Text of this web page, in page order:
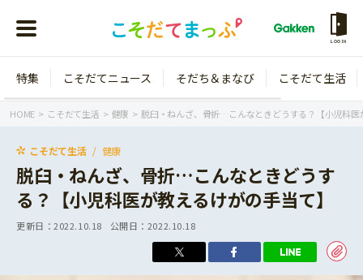
LOGIN
年齢から探す
1歳
特集 こそだてニュース そだち＆まなび こそだて生活
HOME こそだて生活 健康 脱臼・ねんざ、骨折…こんなときどうする？【小児科
こそだて生活 健康
脱臼・ねんざ、骨折…こんなときどうす
る？【小児科医が教えるけがの手当て】
更新日：2022.10.18 公開日： 2022.10.18